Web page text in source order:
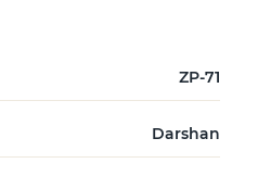
ZP-71
Darshan